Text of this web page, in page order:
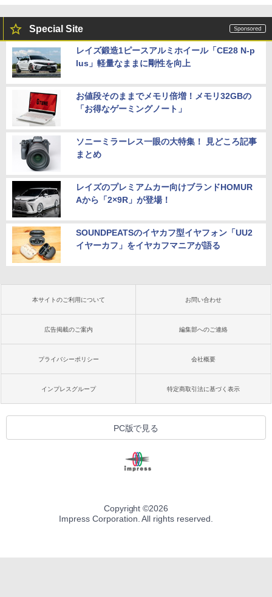
Special Site
レイズ鍛造1ピースアルミホイール「CE28 N-p
lus」軽量なままに剛性を向上
お値段そのままでメモリ倍増！メモリ32GBの
「お得なゲーミングノート」
ソニーミラーレス一眼の大特集！ 見どころ記事
まとめ
レイズのプレミアムカー向けブランドHOMUR
Aから「2×9R」が登場！
SOUNDPEATSのイヤカフ型イヤフォン「UU2
イヤーカフ」をイヤカフマニアが語る
本サイトのご利用について お問い合わせ
広告掲載のご案内 編集部へのご連絡
プライバシーポリシー 会社概要
インプレスグループ 特定商取引法に基づく表示
PC版で見る
Copyright ©2026
Impress Corporation. All rights reserved.